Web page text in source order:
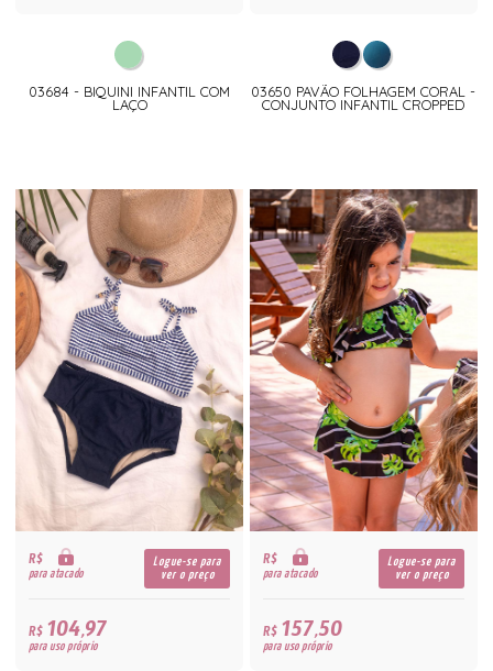
03684 - BIQUINI INFANTIL COM
LAÇO
03650 PAVÃO FOLHAGEM CORAL -
CONJUNTO INFANTIL CROPPED
R$
para atacado
Logue-se para
ver o preço
R$104,97
para uso próprio
R$
para atacado
Logue-se para
ver o preço
R$157,50
para uso próprio